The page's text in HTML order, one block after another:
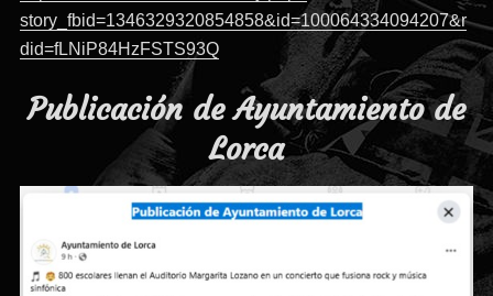
story_fbid=1346329320854858&id=100064334094207&r
did=fLNiP84HzFSTS93Q
Publicación de Ayuntamiento de
Lorca